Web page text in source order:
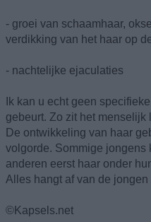
- groei van schaamhaar,
verdikking van het haar op
- nachtelijke ejaculaties
Ik kan u echt geen
gebeurt. Zo zit het
De ontwikkeling van haar
volgorde. Sommige jongens
anderen eerst haar onder
Alles hangt af van de jongen
©Kapsels.net